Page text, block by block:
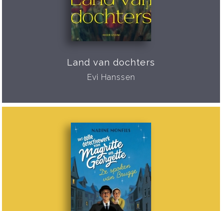
Land van dochters
Evi Hanssen